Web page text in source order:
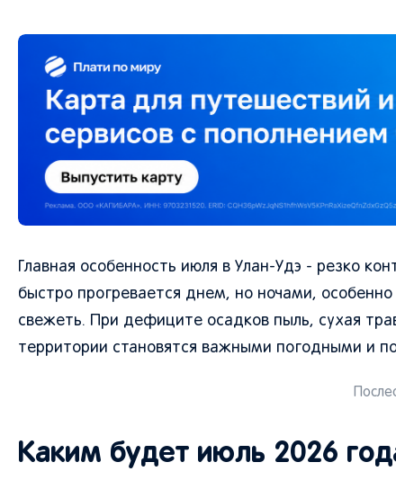
Главная особенность июля в Улан-Удэ - резко
быстро прогревается днем, но ночами,
свежеть. При дефиците осадков пыль, сухая
территории становятся важными погодными и
Каким будет июль 2026